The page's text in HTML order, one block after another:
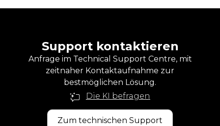
Support kontaktieren
Anfrage im Technical Support Centre, mit
zeitnaher Kontaktaufnahme zur
bestmöglichen Lösung.
Die KI befragen
Zum technischen Support